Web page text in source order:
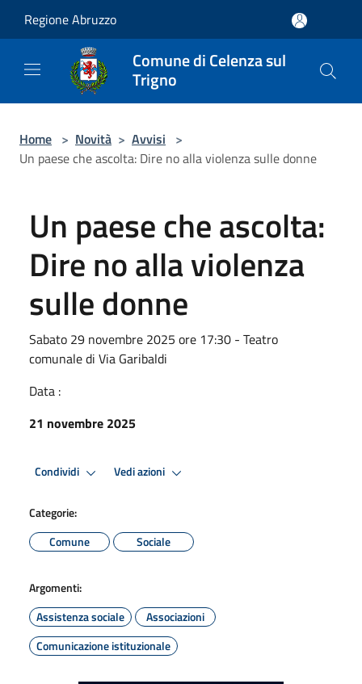
Regione Abruzzo
Comune di Celenza sul
Trigno
Home > Novità > Avvisi >
Un paese che ascolta: Dire no alla violenza sulle donne
Un paese che ascolta:
Dire no alla violenza
sulle donne
Sabato 29 novembre 2025 ore 17:30 - Teatro
comunale di Via Garibaldi
Data :
21 novembre 2025
Condividi Vedi azioni
Categorie:
Comune
Sociale
Argomenti:
Assistenza sociale
Associazioni
Comunicazione istituzionale